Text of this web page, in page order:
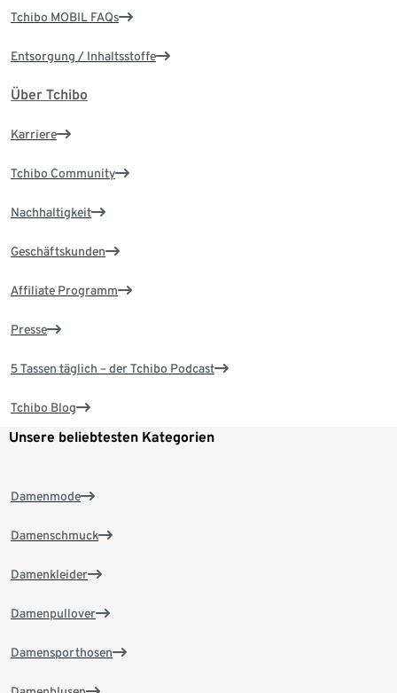
Tchibo MOBIL FAQs
Entsorgung / Inhaltsstoffe
Über Tchibo
Karriere
Tchibo Community
Nachhaltigkeit
Geschäftskunden
Affiliate Programm
Presse
5 Tassen täglich – der Tchibo Podcast
Tchibo Blog
Unsere beliebtesten Kategorien
Damenmode
Damenschmuck
Damenkleider
Damenpullover
Damensporthosen